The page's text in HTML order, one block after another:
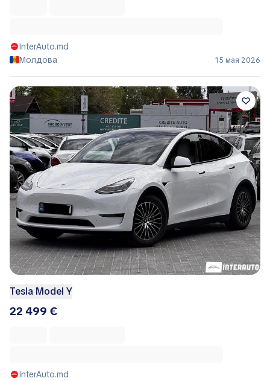
InterAuto.md
Молдова
15 мая 2026
Tesla Model Y
22 499 €
InterAuto.md